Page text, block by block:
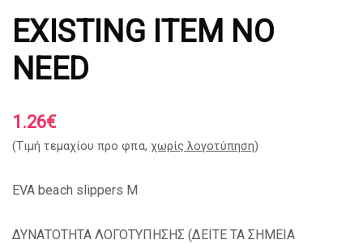
EXISTING ITEM NO
NEED
1.26€
(Tιμή τεμαχίου προ φπα, χωρίς λογοτύπηση)
EVA beach slippers M
ΔΥΝΑΤΟΤΗΤΑ ΛΟΓΟΤΥΠΗΣΗΣ (ΔΕΙΤΕ ΤΑ ΣΗΜΕΙΑ